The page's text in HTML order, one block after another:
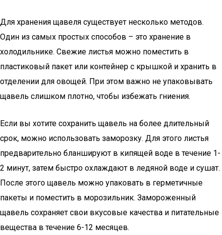
Для хранения щавеля существует несколько методов.
Один из самых простых способов – это хранение в
холодильнике. Свежие листья можно поместить в
пластиковый пакет или контейнер с крышкой и хранить в
отделении для овощей. При этом важно не упаковывать
щавель слишком плотно, чтобы избежать гниения.
Если вы хотите сохранить щавель на более длительный
срок, можно использовать заморозку. Для этого листья
предварительно бланшируют в кипящей воде в течение 1-
2 минут, затем быстро охлаждают в ледяной воде и сушат.
После этого щавель можно упаковать в герметичные
пакеты и поместить в морозильник. Замороженный
щавель сохраняет свои вкусовые качества и питательные
вещества в течение 6-12 месяцев.